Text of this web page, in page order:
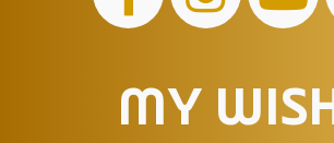
MY WISH